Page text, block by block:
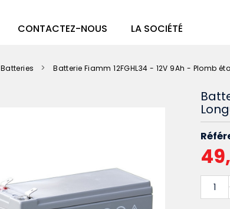
CONTACTEZ-NOUS LA SOCIÉTÉ
Batteries Batterie Fiamm 12FGHL34 - 12V 9Ah - Plomb